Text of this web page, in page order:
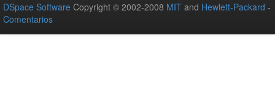
DSpace Software Copyright © 2002-2008 MIT and Hewlett-Packard -
Comentarios